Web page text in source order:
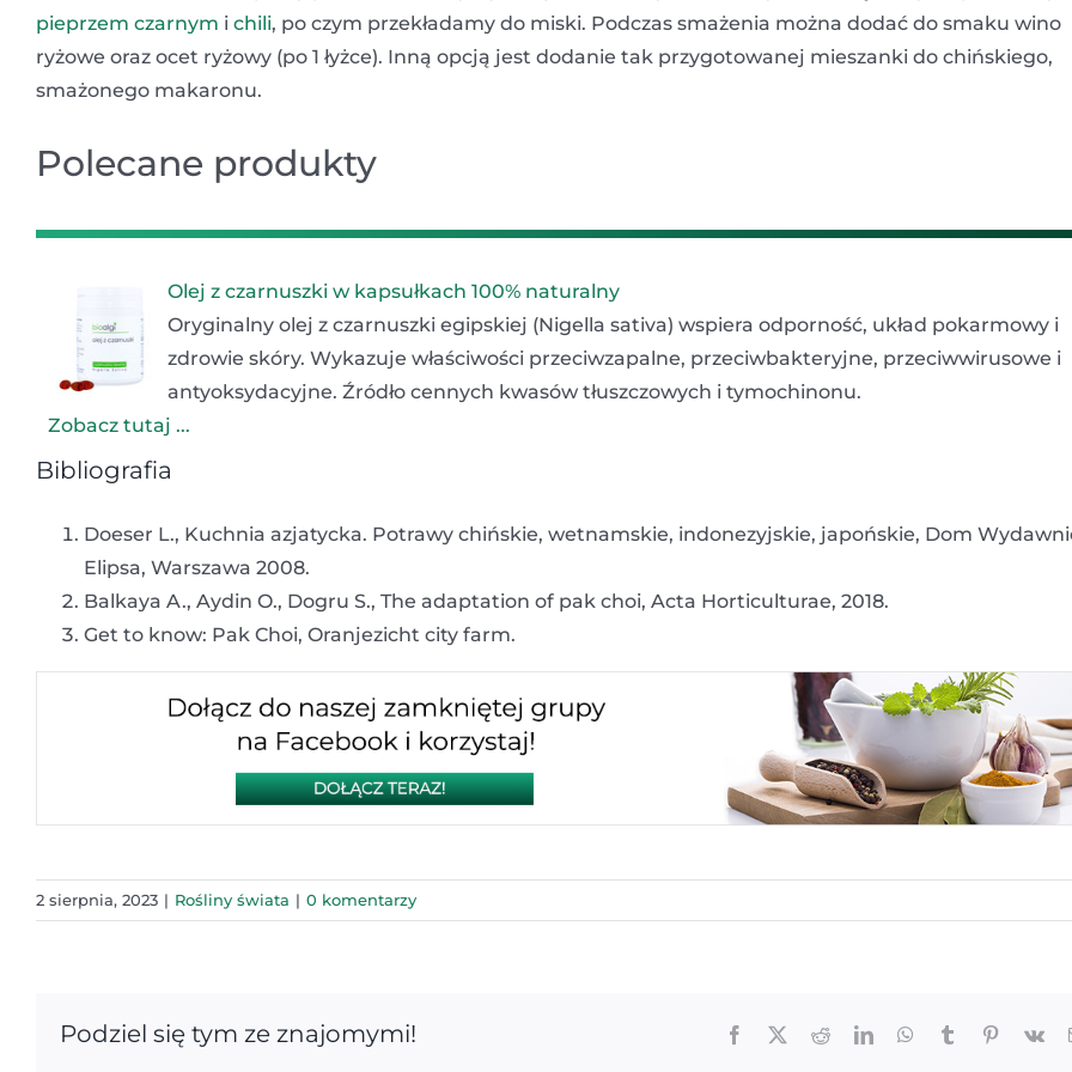
pieprzem czarnym i chili, po czym przekładamy do miski. Podczas smażenia można dodać do smaku wino
ryżowe oraz ocet ryżowy (po 1 łyżce). Inną opcją jest dodanie tak przygotowanej mieszanki do chińskiego,
smażonego makaronu.
Polecane produkty
Olej z czarnuszki w kapsułkach 100% naturalny
Oryginalny olej z czarnuszki egipskiej (Nigella sativa) wspiera odporność, układ pokarmowy i
zdrowie skóry. Wykazuje właściwości przeciwzapalne, przeciwbakteryjne, przeciwwirusowe i
antyoksydacyjne. Źródło cennych kwasów tłuszczowych i tymochinonu.
Zobacz tutaj ...
Bibliografia
Doeser L., Kuchnia azjatycka. Potrawy chińskie, wetnamskie, indonezyjskie, japońskie, Dom
Elipsa, Warszawa 2008.
Balkaya A., Aydin O., Dogru S., The adaptation of pak choi, Acta Horticulturae, 2018.
Get to know: Pak Choi, Oranjezicht city farm.
2 sierpnia, 2023 | Rośliny świata | 0 komentarzy
Podziel się tym ze znajomymi! Facebook
X RedditLinkedInWhatsApp
TumblrPinterest
Vk